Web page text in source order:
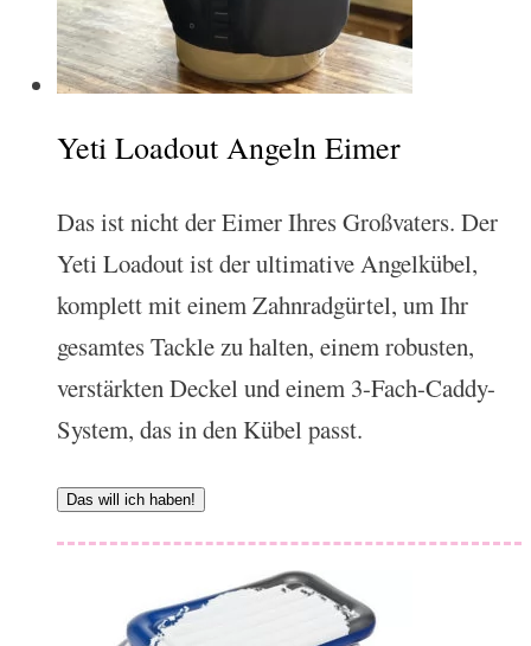
Yeti Loadout Angeln Eimer
Das ist nicht der Eimer Ihres Großvaters. Der
Yeti Loadout ist der ultimative Angelkübel,
komplett mit einem Zahnradgürtel, um Ihr
gesamtes Tackle zu halten, einem robusten,
verstärkten Deckel und einem 3-Fach-Caddy-
System, das in den Kübel passt.
Das will ich haben!